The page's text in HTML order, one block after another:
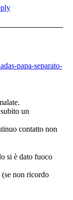
papa-separato-
un
contatto non
si è dato fuoco
non ricordo